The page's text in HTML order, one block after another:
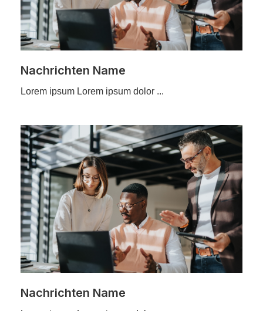
Nachrichten Name
Lorem ipsum Lorem ipsum dolor ...
Nachrichten Name